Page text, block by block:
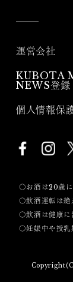
運営会社
KUBOTA
NEWS登録
個人情報保
〇お酒は20歳
〇飲酒運転は絶
〇飲酒は健康に
〇妊娠中や授乳